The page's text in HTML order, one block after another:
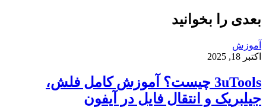
بعدی را بخوانید
آموزش
اکتبر 18, 2025
3uTools چیست؟ آموزش کامل فلش،
جیلبریک و انتقال فایل در آیفون